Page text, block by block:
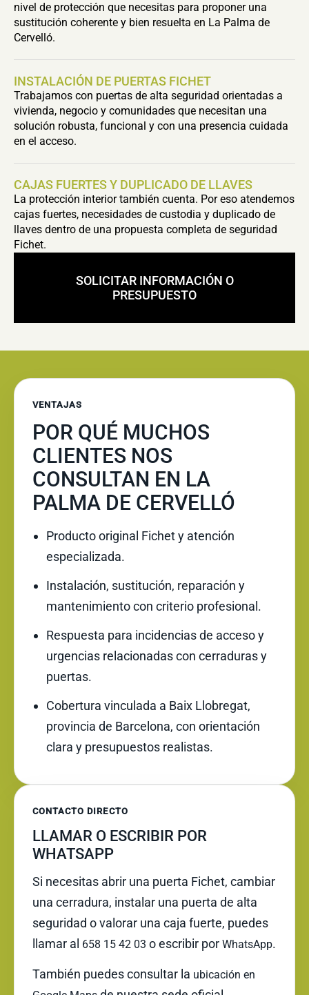
nivel de protección que necesitas para proponer una
sustitución coherente y bien resuelta en La Palma de
Cervelló.
INSTALACIÓN DE PUERTAS FICHET
Trabajamos con puertas de alta seguridad orientadas a
vivienda, negocio y comunidades que necesitan una
solución robusta, funcional y con una presencia cuidada
en el acceso.
CAJAS FUERTES Y DUPLICADO DE LLAVES
La protección interior también cuenta. Por eso atendemos
cajas fuertes, necesidades de custodia y duplicado de
llaves dentro de una propuesta completa de seguridad
Fichet.
SOLICITAR INFORMACIÓN O
PRESUPUESTO
VENTAJAS
POR QUÉ MUCHOS
CLIENTES NOS
CONSULTAN EN LA
PALMA DE CERVELLÓ
Producto original Fichet y atención
especializada.
Instalación, sustitución, reparación y
mantenimiento con criterio profesional.
Respuesta para incidencias de acceso y
urgencias relacionadas con cerraduras y
puertas.
Cobertura vinculada a Baix Llobregat,
provincia de Barcelona, con orientación
clara y presupuestos realistas.
CONTACTO DIRECTO
LLAMAR O ESCRIBIR POR
WHATSAPP
Si necesitas abrir una puerta Fichet, cambiar
una cerradura, instalar una puerta de alta
seguridad o valorar una caja fuerte, puedes
llamar al 658 15 42 03 o escribir por WhatsApp.
También puedes consultar la ubicación en